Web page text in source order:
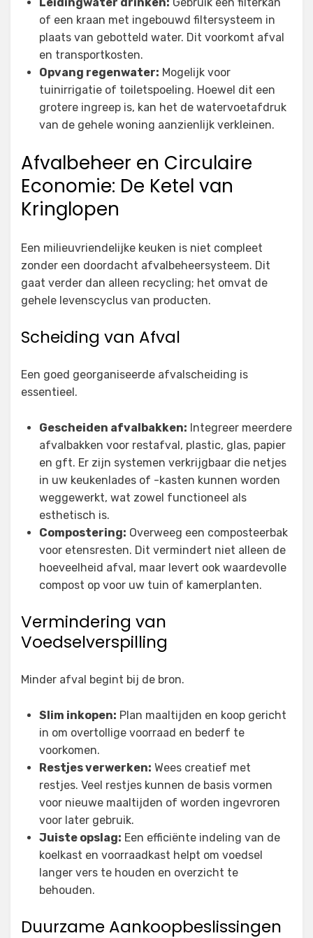
of een kraan met ingebouwd filtersysteem in
plaats van gebotteld water. Dit voorkomt afval
en transportkosten.
Opvang regenwater: Mogelijk voor
tuinirrigatie of toiletspoeling. Hoewel dit een
grotere ingreep is, kan het de watervoetafdruk
van de gehele woning aanzienlijk verkleinen.
Afvalbeheer en Circulaire
Economie: De Ketel van
Kringlopen
Een milieuvriendelijke keuken is niet compleet
zonder een doordacht afvalbeheersysteem. Dit
gaat verder dan alleen recycling; het omvat de
gehele levenscyclus van producten.
Scheiding van Afval
Een goed georganiseerde afvalscheiding is
essentieel.
Gescheiden afvalbakken: Integreer meerdere
afvalbakken voor restafval, plastic, glas, papier
en gft. Er zijn systemen verkrijgbaar die netjes
in uw keukenlades of -kasten kunnen worden
weggewerkt, wat zowel functioneel als
esthetisch is.
Compostering: Overweeg een composteerbak
voor etensresten. Dit vermindert niet alleen de
hoeveelheid afval, maar levert ook waardevolle
compost op voor uw tuin of kamerplanten.
Vermindering van
Voedselverspilling
Minder afval begint bij de bron.
Slim inkopen: Plan maaltijden en koop gericht
in om overtollige voorraad en bederf te
voorkomen.
Restjes verwerken: Wees creatief met
restjes. Veel restjes kunnen de basis vormen
voor nieuwe maaltijden of worden ingevroren
voor later gebruik.
Juiste opslag: Een efficiënte indeling van de
koelkast en voorraadkast helpt om voedsel
langer vers te houden en overzicht te
behouden.
Duurzame Aankoopbeslissingen